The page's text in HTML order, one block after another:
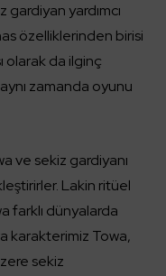
yardımcı
özelliklerinden birisi
olarak da ilginç
zamanda oyunu
ve sekiz gardiyanı
Lakin ritüel
farklı dünyalarda
karakterimiz Towa,
sekiz